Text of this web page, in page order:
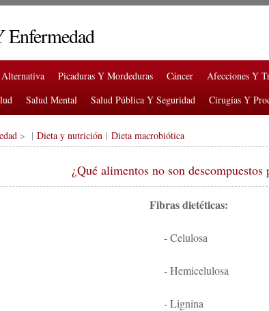
Enfermedad
Picaduras Y Mordeduras Cáncer Afecciones Y
Salud Mental Salud Pública Y Seguridad Cirugías Y
> | Dieta y nutrición | Dieta macrobiótica
¿Qué alimentos no son
Fibras dietéticas:
- Celulosa
- Hemicelulosa
- Lignina